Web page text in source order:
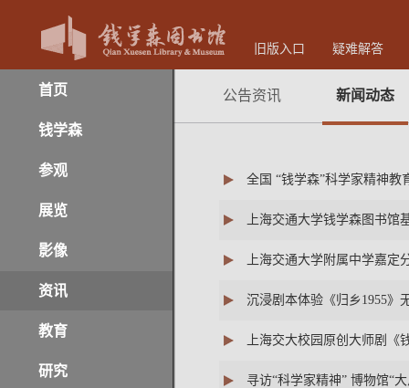
旧版入口 疑难解答
首页
钱学森
参观
展览
影像
资讯
教育
研究
公告资讯 新闻动态
全国 “钱学森”科学家精神教
上海交通大学钱学森图书
上海交通大学附属中学嘉
沉浸剧本体验《归乡1955》
上海交大校园原创大师剧《
寻访“科学家精神” 博物馆“